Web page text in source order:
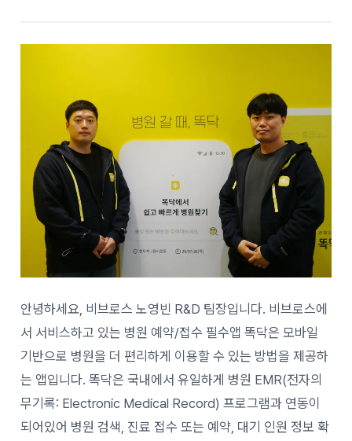
안녕하세요, 비브로스 노영빈 R&D 팀장입니다. 비브로스에
서 서비스하고 있는 병원 예약/접수 필수앱 똑닥은 모바일
기반으로 병원을 더 편리하게 이용할 수 있는 방법을 제공하
는 앱입니다. 똑닥은 국내에서 유일하게 병원 EMR(전자의
무기록: Electronic Medical Record) 프로그램과 연동이
되어있어 병원 검색, 진료 접수 또는 예약, 대기 인원 정보 확